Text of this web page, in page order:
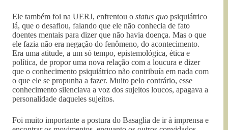
Ele também foi na UERJ, enfrentou o status quo psiquiátrico
lá, que o desafiou, falando que ele não conhecia de fato
doentes mentais para dizer que não havia doença. Mas o que
ele fazia não era negação do fenômeno, do acontecimento.
Era uma atitude, a um só tempo, epistemológica, ética e
política, de propor uma nova relação com a loucura e dizer
que o conhecimento psiquiátrico não contribuía em nada com
o que ele se propunha a fazer. Muito pelo contrário, esse
conhecimento silenciava a voz dos sujeitos loucos, apagava a
personalidade daqueles sujeitos.
Foi muito importante a postura do Basaglia de ir à imprensa e